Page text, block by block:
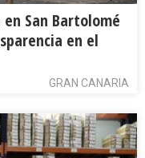
San Bartolomé
en el
GRAN CANARIA